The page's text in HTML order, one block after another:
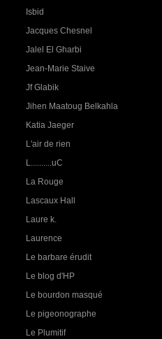
Isbid
Jacques Chesnel
Jalel El Gharbi
Jean-Marie Staive
Jf Glabik
Jihen Maatoug Belkahla
Katia Jaeger
L'air de rien
L..........uC
La Rouge
Lascaux Hall
Laure k.
Laurence
Le barbare érudit
Le blog d'HP
Le bourdon masqué
Le pigeonographe
Le Plumitif